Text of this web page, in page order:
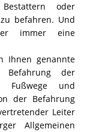
oder
befahren. Und
immer eine
Ihnen genannte
der
Fußwege und
der Befahrung
Leiter
Allgemeinen